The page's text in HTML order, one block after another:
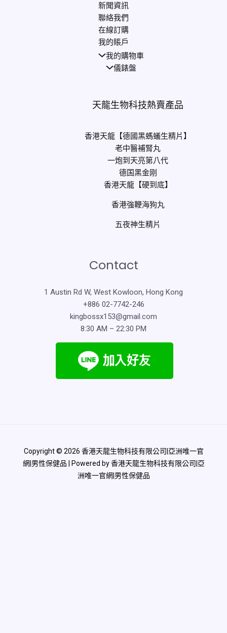
新聞資訊
聯絡我們
在線訂購
我的賬戶
我的購物車
儀錶盤
天龍生物科技熱賣產品
香港天龍【德國黑螞蟻生精片】
老中醫補腎丸
一炮到天亮第八代
德国黑金刚
香港天龍【硬到底】
香港強鞭海狗丸
五夜神生精片
Contact
1 Austin Rd W, West Kowloon, Hong Kong
+886 02-7742-246
kingbossx153@gmail.com
8:30 AM – 22:30 PM
Copyright © 2026 香港天龍生物科技有限公司|亞洲唯一官
網|男性保健品 | Powered by 香港天龍生物科技有限公司|亞
洲唯一官網|男性保健品